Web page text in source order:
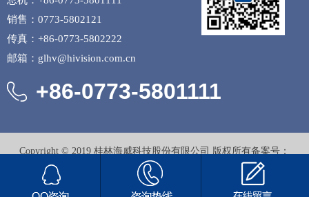
传真：+86-0773-5802222
邮箱：glhv@hivision.com.cn
+86-0773-5801111
桂公网安备45030502000613号
桂ICP备12001381号